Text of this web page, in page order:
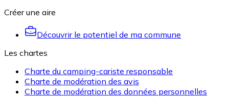
Créer une aire
Découvrir le potentiel de ma commune
Les chartes
Charte du camping-cariste responsable
Charte de modération des avis
Charte de modération des données personnelles